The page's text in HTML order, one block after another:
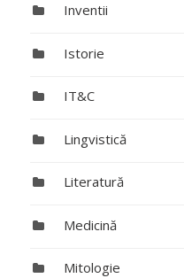
Inventii
Istorie
IT&C
Lingvistică
Literatură
Medicină
Mitologie